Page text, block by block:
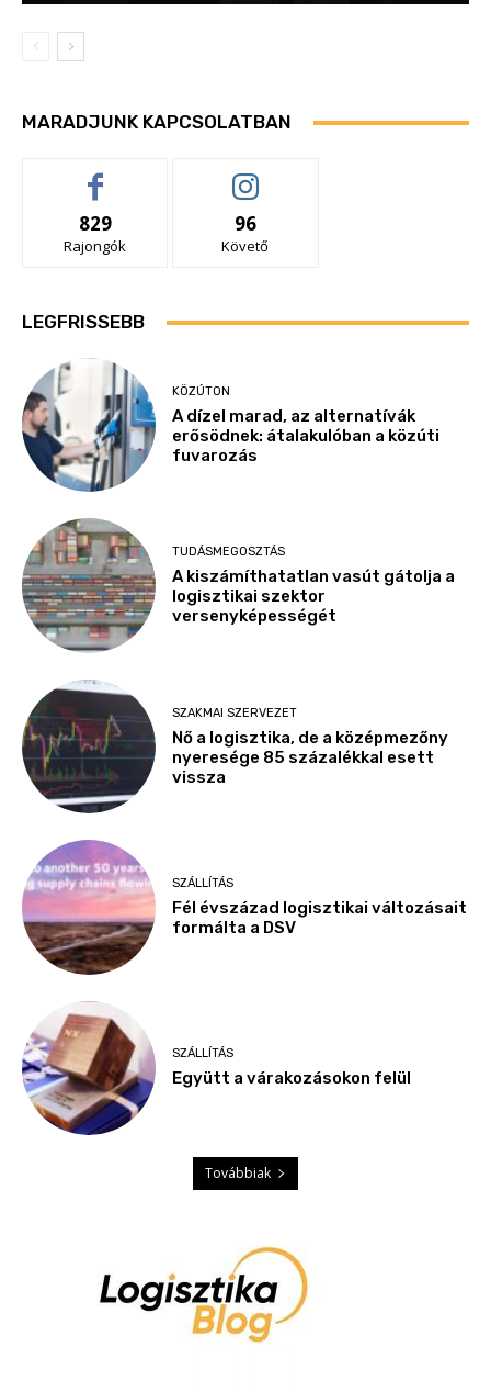
MARADJUNK KAPCSOLATBAN
829
Rajongók
96
Követő
LEGFRISSEBB
KÖZÚTON
A dízel marad, az alternatívák
erősödnek: átalakulóban a közúti
fuvarozás
TUDÁSMEGOSZTÁS
A kiszámíthatatlan vasút gátolja a
logisztikai szektor
versenyképességét
SZAKMAI SZERVEZET
Nő a logisztika, de a középmezőny
nyeresége 85 százalékkal esett
vissza
SZÁLLÍTÁS
Fél évszázad logisztikai változásait
formálta a DSV
SZÁLLÍTÁS
Együtt a várakozásokon felül
Továbbiak